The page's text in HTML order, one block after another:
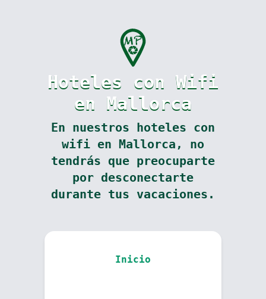
Hoteles con Wifi
en Mallorca
En nuestros hoteles con
wifi en Mallorca, no
tendrás que preocuparte
por desconectarte
durante tus vacaciones.
Inicio